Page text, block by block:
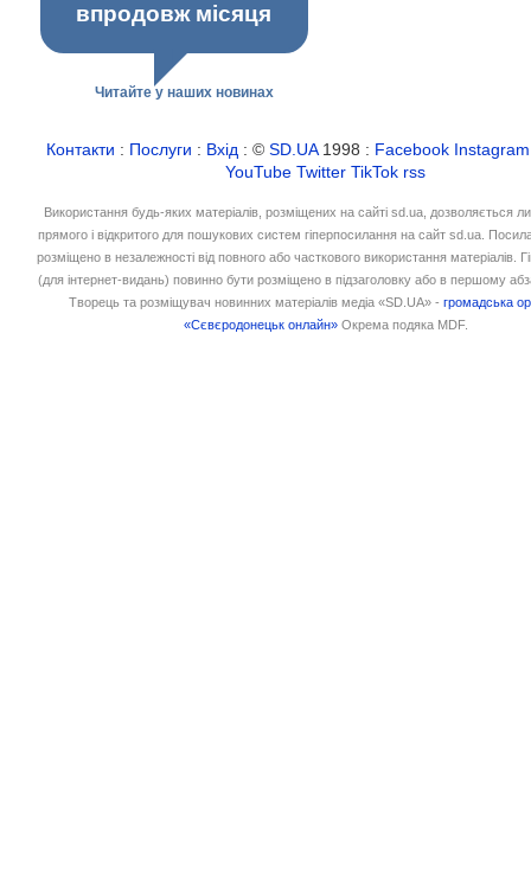
впродовж місяця
Читайте у наших новинах
Контакти : Послуги : Вхід : ©SD.UA1998 : Facebook Instagram
YouTube Twitter TikTok rss
Використання будь-яких матеріалів, розміщених на сайті sd.ua, дозволяється
прямого і відкритого для пошукових систем гіперпосилання на сайт sd.ua.
розміщено в незалежності від повного або часткового використання матеріалів.
(для інтернет-видань) повинно бути розміщено в підзаголовку або в першому
Творець та розміщувач новинних матеріалів медіа «SD.UA» -громадська
«Сєвєродонецьк онлайн» Окрема подяка MDF.